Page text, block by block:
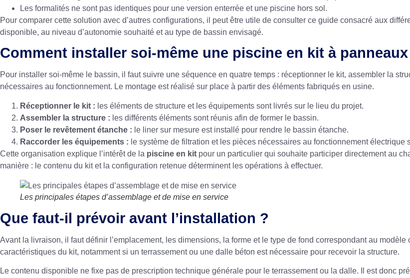
Les formalités ne sont pas identiques pour une version enterrée et une piscine hors sol.
Pour comparer cette solution avec d’autres configurations, il peut être utile de consulter ce guide consacré aux
disponible, au niveau d’autonomie souhaité et au type de bassin envisagé.
Comment installer soi-même une piscine en kit à
Pour installer soi-même le bassin, il faut suivre une séquence en quatre temps : réceptionner le kit, assembler la
nécessaires au fonctionnement. Le montage est réalisé sur place à partir des éléments fabriqués en usine.
Réceptionner le kit : les éléments de structure et les équipements sont livrés sur le lieu du projet.
Assembler la structure : les différents éléments sont réunis afin de former le bassin.
Poser le revêtement étanche : le liner sur mesure est installé pour rendre le bassin étanche.
Raccorder les équipements : le système de filtration et les pièces nécessaires au fonctionnement électrique
Cette organisation explique l’intérêt de la piscine en kit pour un particulier qui souhaite participer directement au
manière : le contenu du kit et la configuration retenue déterminent les opérations à effectuer.
Les principales étapes d’assemblage et de mise en service
Que faut-il prévoir avant l’installation ?
Avant la livraison, il faut définir l’emplacement, les dimensions, la forme et le type de fond correspondant au
caractéristiques du kit, notamment si un terrassement ou une dalle béton est nécessaire pour recevoir la structure.
Le contenu disponible ne fixe pas de prescription technique générale pour le terrassement ou la dalle. Il est donc